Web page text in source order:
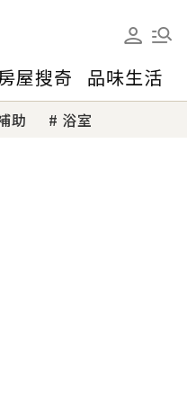
屋搜奇 品味生活
助 浴室